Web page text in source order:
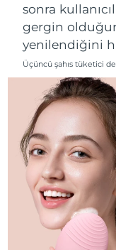
sonra
gergin
yenilendiğini
Üçüncü şahıs tüketici
Lüksemburg
Çin Makao ÖİB
Malezya
Malta
Meksika
Monako